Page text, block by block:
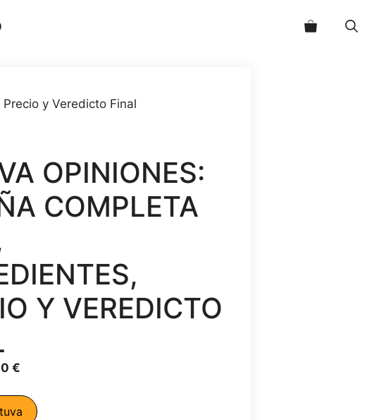
y Veredicto Final
OPINIONES:
COMPLETA
Y VEREDICTO
€El
actual